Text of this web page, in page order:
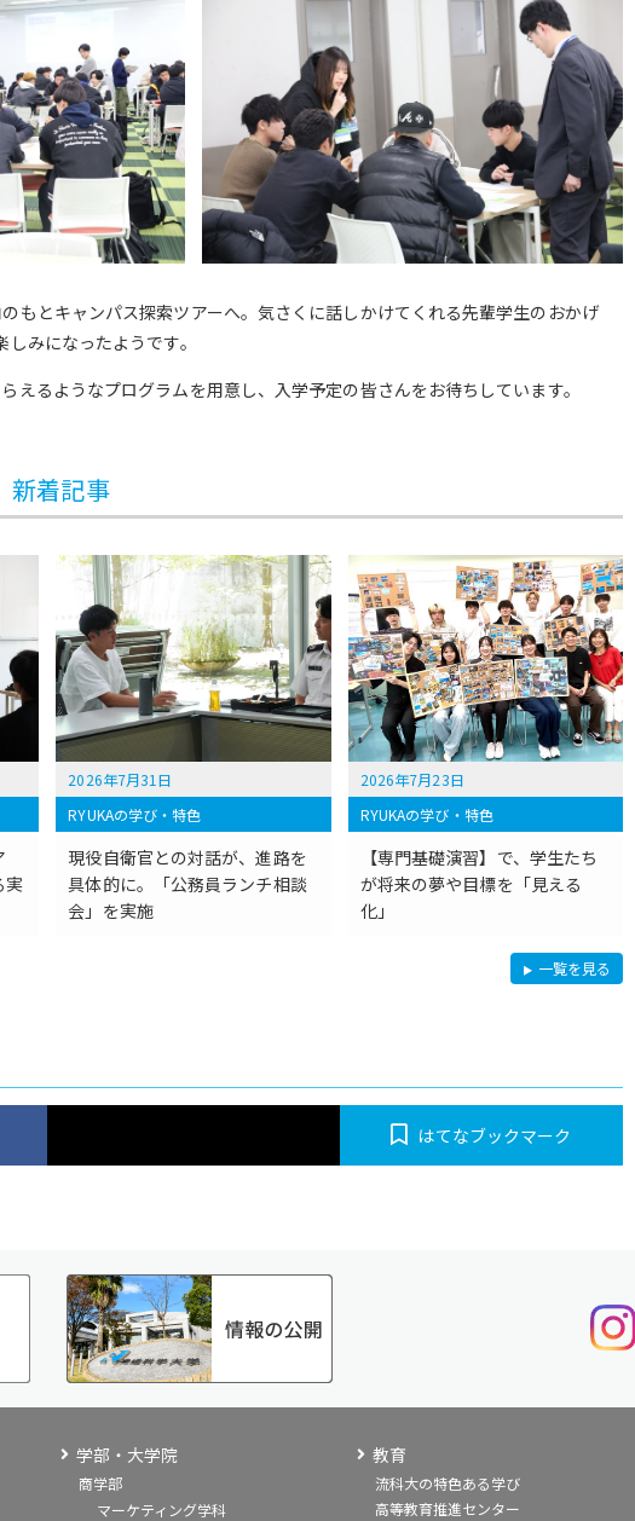
もとキャンパス探索ツアーへ。気さくに話しかけてくれる先輩学生のおかげ
みになったようです。
えるようなプログラムを用意し、入学予定の皆さんをお待ちしています。
新着記事
実
2026年7月31日
RYUKAの学び・特色
現役自衛官との対話が、進路を
具体的に。「公務員ランチ相談
会」を実施
2026年7月23日
RYUKAの学び・特色
【専門基礎演習】で、学生たち
が将来の夢や目標を「見える
化」
R
Y
特
一覧を見る
はてなブックマーク
学部・大学院
商学部
マーケティング学科
教育
流科大の特色ある学び
高等教育推進センター